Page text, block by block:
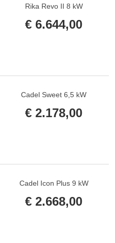
Rika Revo II 8 kW
€ 6.644,00
Cadel Sweet 6,5 kW
€ 2.178,00
Cadel Icon Plus 9 kW
€ 2.668,00